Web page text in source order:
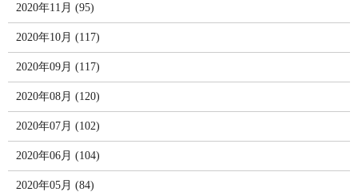
2020年11月 (95)
2020年10月 (117)
2020年09月 (117)
2020年08月 (120)
2020年07月 (102)
2020年06月 (104)
2020年05月 (84)